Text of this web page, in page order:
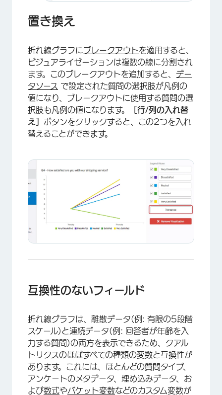
×
×
置き換え
折れ線グラフにブレークアウトを適用すると、
ビジュアライゼーションは複数の線に分割され
ます。このブレークアウトを追加すると、 デー
タソース で設定された質問の選択肢が凡例の
値になり、ブレークアウトに使用する質問の選
択肢も凡例の値になります。
［行/列の入れ替
え］ ボタンをクリックすると、この2つを入れ
替えることができます。
互換性のないフィールド
折れ線グラフは、離散データ(例: 有限の5段階
スケール)と連続データ(例: 回答者が年齢を入
力する質問)の両方を表示できるため、クアル
トリクスのほぼすべての種類の変数と互換性が
あります。これには、ほとんどの質問タイプ、
アンケートのメタデータ、埋め込みデータ、お
よび数式やバケット変数などのカスタム変数が